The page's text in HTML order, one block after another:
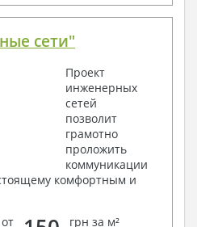
по желанию
с общими данными
водоснабжения и
схема водоснабжения и
материалов
сети"
Проект
инженерных
сетей
позволит
грамотно
проложить
коммуникации
комфортным и
грн за м²